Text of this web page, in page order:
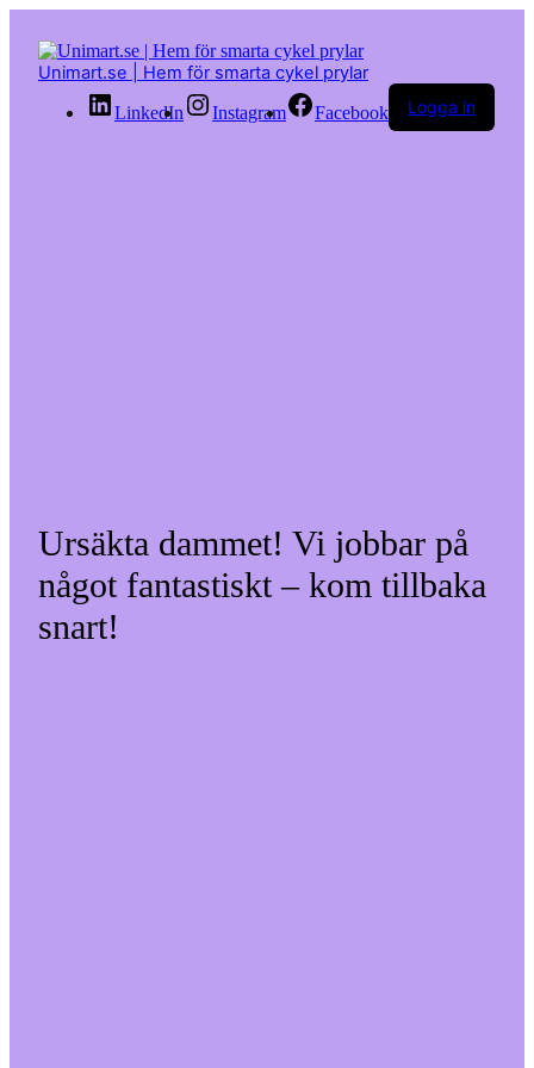
innehåll
Unimart.se | Hem för smarta cykel prylar
LinkedIn Instagram Facebook Logga in
Ursäkta dammet! Vi jobbar på
något fantastiskt – kom tillbaka
snart!